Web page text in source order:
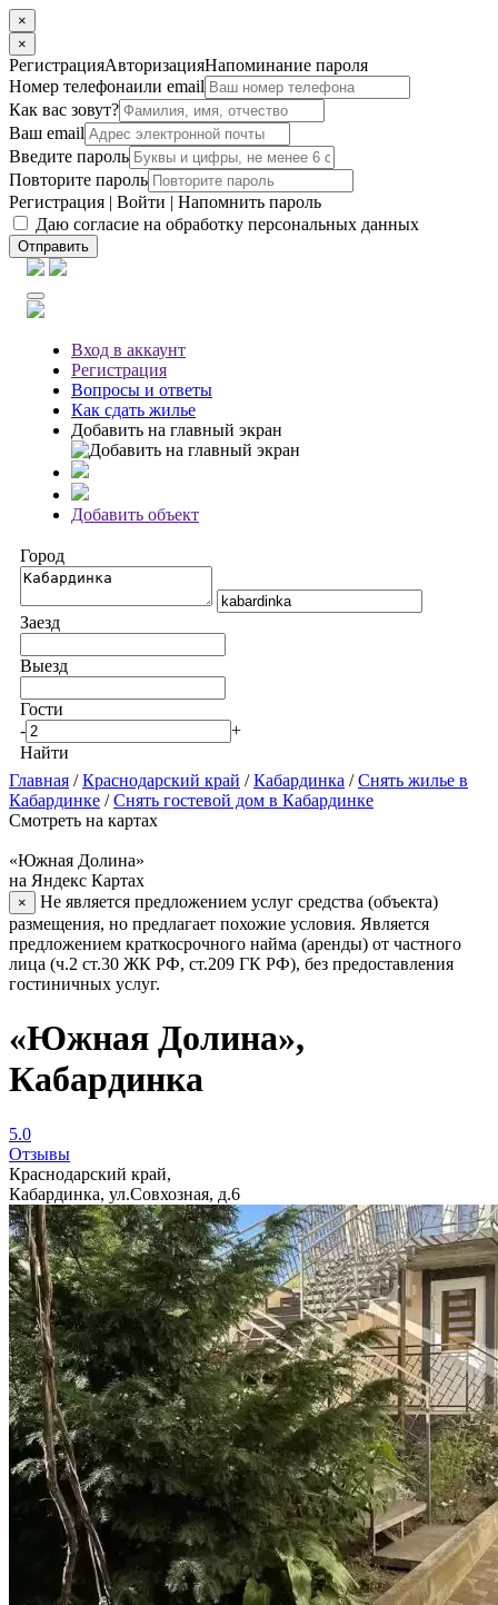
×
×
РегистрацияАвторизацияНапоминание пароля
Номер телефонаили email
Как вас зовут?
Ваш email
Введите пароль
Повторите пароль
Регистрация | Войти | Напомнить пароль
Даю согласие на обработку персональных данных
Отправить
Вход в аккаунт
Регистрация
Вопросы и ответы
Как сдать жилье
Добавить на главный экран
Добавить объект
Город
Заезд
Выезд
Гости
-
+
Найти
Главная /Краснодарский край /Кабардинка /Снять жилье в
Кабардинке /Снять гостевой дом в Кабардинке
Смотреть на картах
«Южная Долина»
на Яндекс Картах
×
Не является предложением услуг средства (объекта)
размещения, но предлагает похожие условия. Является
предложением краткосрочного найма (аренды) от частного
лица (ч.2 ст.30 ЖК РФ, ст.209 ГК РФ), без предоставления
гостиничных услуг.
«Южная Долина»,
Кабардинка
5.0
Отзывы
Краснодарский край,
Кабардинка, ул.Совхозная, д.6